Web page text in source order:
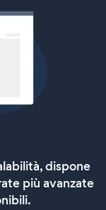
dispone
più avanzate